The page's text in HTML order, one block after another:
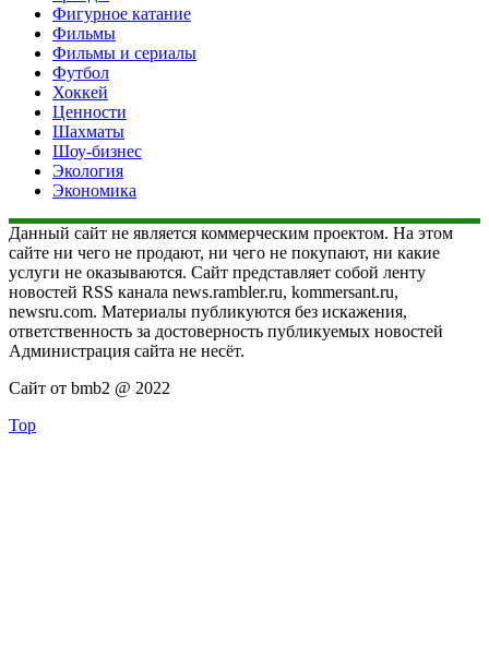
Фигурное катание
Фильмы
Фильмы и сериалы
Футбол
Хоккей
Ценности
Шахматы
Шоу-бизнес
Экология
Экономика
Данный сайт не является коммерческим проектом. На этом
сайте ни чего не продают, ни чего не покупают, ни какие
услуги не оказываются. Сайт представляет собой ленту
новостей RSS канала news.rambler.ru, kommersant.ru,
newsru.com. Материалы публикуются без искажения,
ответственность за достоверность публикуемых новостей
Администрация сайта не несёт.
Сайт от bmb2 @ 2022
Top